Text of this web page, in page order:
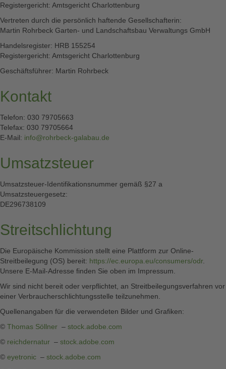
Registergericht: Amtsgericht Charlottenburg
Vertreten durch die persönlich haftende Gesellschafterin:
Martin Rohrbeck Garten- und Landschaftsbau Verwaltungs GmbH
Handelsregister: HRB 155254
Registergericht: Amtsgericht Charlottenburg
Geschäftsführer: Martin Rohrbeck
Kontakt
Telefon: 030 79705663
Telefax: 030 79705664
E-Mail: info@rohrbeck-galabau.de
Umsatzsteuer
Umsatzsteuer-Identifikationsnummer gemäß §27 a
Umsatzsteuergesetz:
DE296738109
Streitschlichtung
Die Europäische Kommission stellt eine Plattform zur Online-
Streitbeilegung (OS) bereit: https://ec.europa.eu/consumers/odr.
Unsere E-Mail-Adresse finden Sie oben im Impressum.
Wir sind nicht bereit oder verpflichtet, an Streitbeilegungsverfahren vor
einer Verbraucherschlichtungsstelle teilzunehmen.
Quellenangaben für die verwendeten Bilder und Grafiken:
© Thomas Söllner – stock.adobe.com
© reichdernatur – stock.adobe.com
© eyetronic – stock.adobe.com